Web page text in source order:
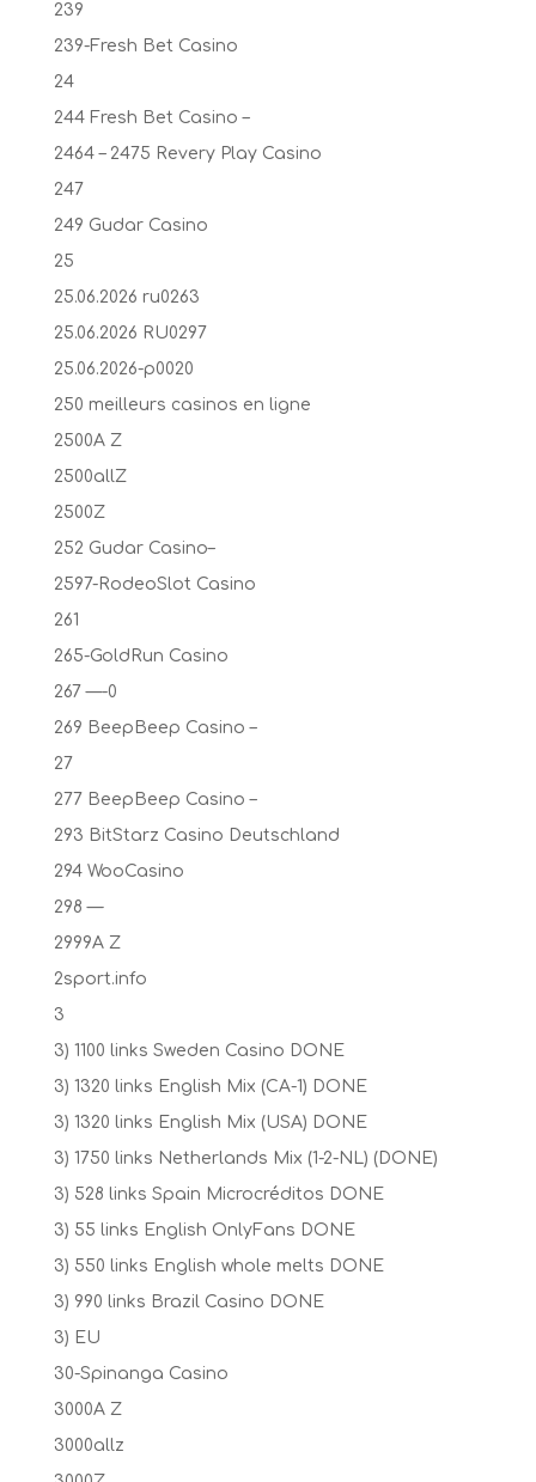
239
239-Fresh Bet Casino
24
244 Fresh Bet Casino –
2464 – 2475 Revery Play Casino
247
249 Gudar Casino
25
25.06.2026 ru0263
25.06.2026 RU0297
25.06.2026-p0020
250 meilleurs casinos en ligne
2500A Z
2500allZ
2500Z
252 Gudar Casino–
2597-RodeoSlot Casino
261
265-GoldRun Casino
267 —-0
269 BeepBeep Casino –
27
277 BeepBeep Casino –
293 BitStarz Casino Deutschland
294 WooCasino
298 —
2999A Z
2sport.info
3
3) 1100 links Sweden Casino DONE
3) 1320 links English Mix (CA-1) DONE
3) 1320 links English Mix (USA) DONE
3) 1750 links Netherlands Mix (1-2-NL) (DONE)
3) 528 links Spain Microcréditos DONE
3) 55 links English OnlyFans DONE
3) 550 links English whole melts DONE
3) 990 links Brazil Casino DONE
3) EU
30-Spinanga Casino
3000A Z
3000allz